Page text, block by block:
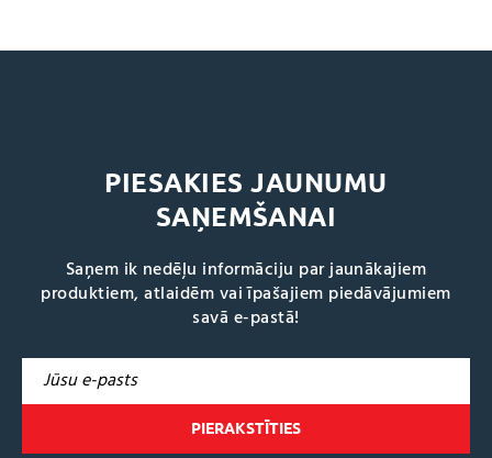
PIESAKIES JAUNUMU
SAŅEMŠANAI
Saņem ik nedēļu informāciju par jaunākajiem
produktiem, atlaidēm vai īpašajiem piedāvājumiem
savā e-pastā!